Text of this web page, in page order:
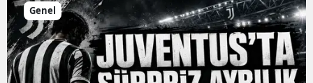
Genel